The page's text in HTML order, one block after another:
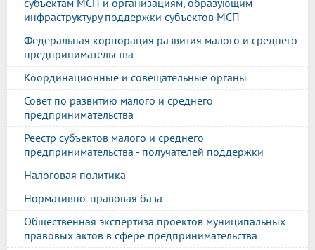
субъектам МСП и организациям, образующим
инфраструктуру поддержки субъектов МСП
Федеральная корпорация развития малого и среднего
предпринимательства
Координационные и совещательные органы
Совет по развитию малого и среднего
предпринимательства
Реестр субъектов малого и среднего
предпринимательства - получателей поддержки
Налоговая политика
Нормативно-правовая база
Общественная экспертиза проектов муниципальных
правовых актов в сфере предпринимательства